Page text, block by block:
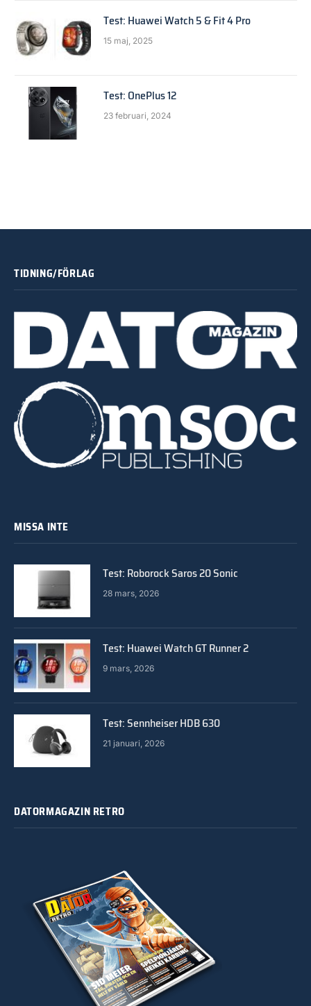
Test: Huawei Watch 5 & Fit 4 Pro
15 maj, 2025
Test: OnePlus 12
23 februari, 2024
TIDNING/FÖRLAG
MISSA INTE
Test: Roborock Saros 20 Sonic
28 mars, 2026
Test: Huawei Watch GT Runner 2
9 mars, 2026
Test: Sennheiser HDB 630
21 januari, 2026
DATORMAGAZIN RETRO